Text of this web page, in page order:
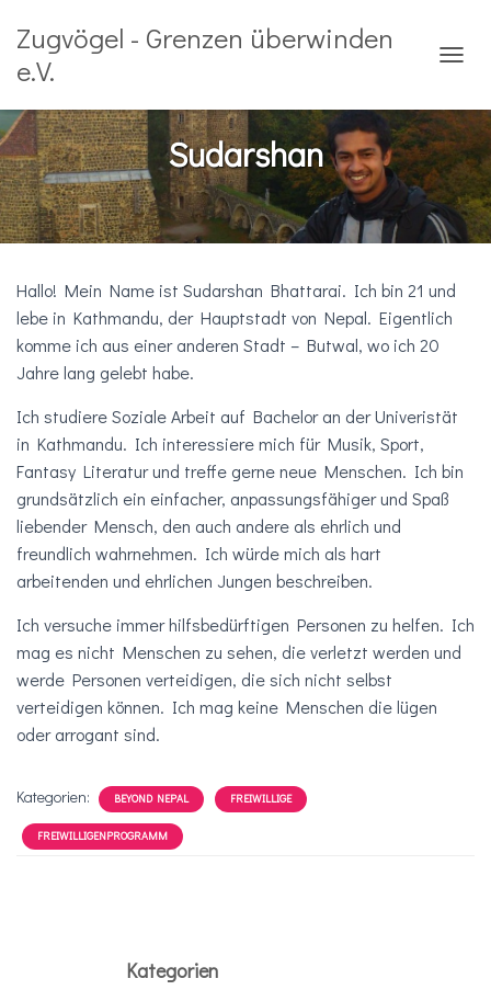
Zugvögel - Grenzen überwinden
e.V.
V
A
T
O
U
M
S
T
N
Sudarshan
Hallo! Mein Name ist Sudarshan Bhattarai. Ich bin 21 und
lebe in Kathmandu, der Hauptstadt von Nepal. Eigentlich
komme ich aus einer anderen Stadt – Butwal, wo ich 20
Jahre lang gelebt habe.
Ich studiere Soziale Arbeit auf Bachelor an der Univeristät
in Kathmandu. Ich interessiere mich für Musik, Sport,
Fantasy Literatur und treffe gerne neue Menschen. Ich bin
grundsätzlich ein einfacher, anpassungsfähiger und Spaß
liebender Mensch, den auch andere als ehrlich und
freundlich wahrnehmen. Ich würde mich als hart
arbeitenden und ehrlichen Jungen beschreiben.
Ich versuche immer hilfsbedürftigen Personen zu helfen. Ich
mag es nicht Menschen zu sehen, die verletzt werden und
werde Personen verteidigen, die sich nicht selbst
verteidigen können. Ich mag keine Menschen die lügen
oder arrogant sind.
Kategorien: BEYOND NEPAL FREIWILLIGE
FREIWILLIGENPROGRAMM
Kategorien